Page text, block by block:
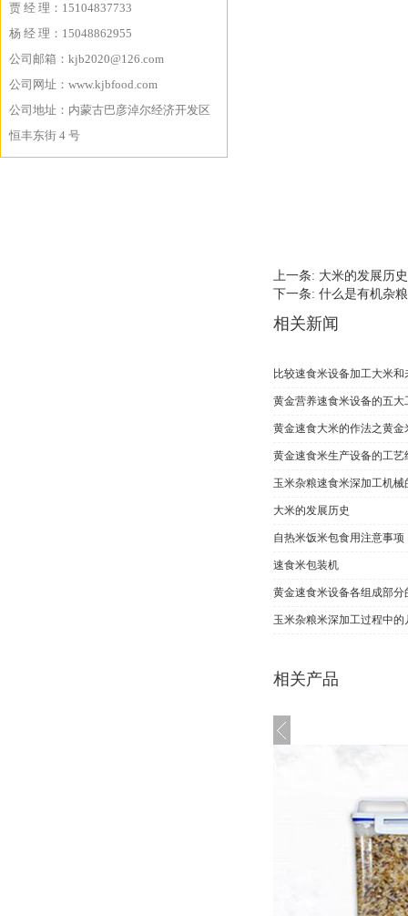
贾 经 理：15104837733
杨 经 理：15048862955
公司邮箱：kjb2020@126.com
公司网址：www.kjbfood.com
公司地址：内蒙古巴彦淖尔经济开发区
恒丰东街 4 号
上一条: 大米的发展历史
下一条: 什么是有机杂粮
相关新闻
比较速食米设备加工大米
黄金营养速食米设备的五大
黄金速食大米的作法之黄金
黄金速食米生产设备的工艺
玉米杂粮速食米深加工机
大米的发展历史
​自热米饭米包食用注意事项
速食米包装机
黄金速食米设备各组成部分
玉米杂粮米深加工过程中的
相关产品